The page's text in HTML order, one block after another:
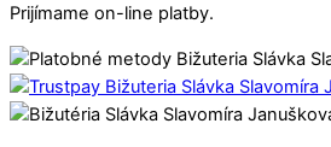
Prijímame on-line platby.